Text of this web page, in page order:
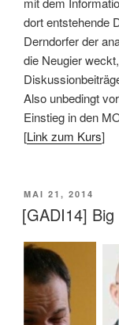
dort entstehende
Derndorfer der
die Neugier
Also unbedingt
Einstieg in den
[Link zum Kurs]
VERÖFFENTLICHT
AM
MAI 21, 2014
[GADI14]